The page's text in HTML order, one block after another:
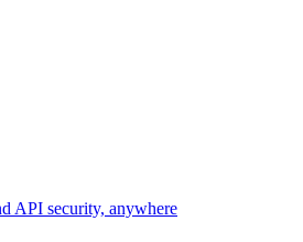
API security, anywhere